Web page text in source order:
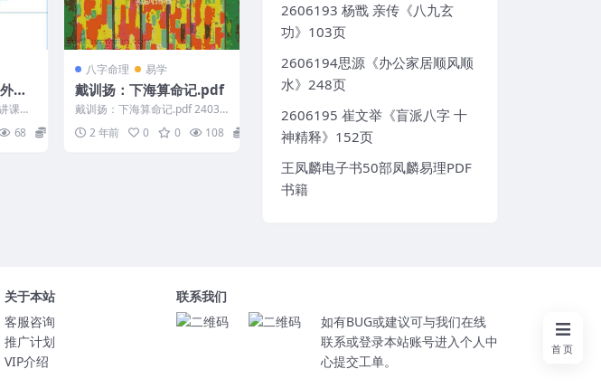
应
课整
68
八字命理 易学
戴训扬：下海算命记.pdf
戴训扬：下海算命记.pdf 24030
2 年前 0 0 108
2606193 杨戬 亲传《八九玄
功》103页
2606194思源《办公家居顺风顺
水》248页
2606195 崔文举《盲派八字 十
神精释》152页
王凤麟电子书50部凤麟易理PDF
书籍
关于本站
客服咨询
推广计划
VIP介绍
联系我们
如有BUG或建议可与我们在线
联系或登录本站账号进入个人中
心提交工单。
首页